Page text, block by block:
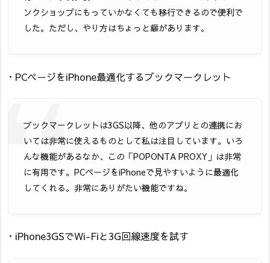
ンクショップにもっていかなくても移行できるので便利で
した。ただし、やり方はちょっと癖があります。
・PCページをiPhone最適化するブックマークレット
ブックマークレットは3GS以降、他のアプリとの連携にお
いては非常に使えるものとして私は注目しています。いろ
んな機能があるなか、この「POPONTA PROXY」は非常
に有用です。PCページをiPhoneで見やすいように最適化
してくれる。非常にありがたい機能ですね。
・iPhone3GSでWi-Fiと3G回線速度を試す